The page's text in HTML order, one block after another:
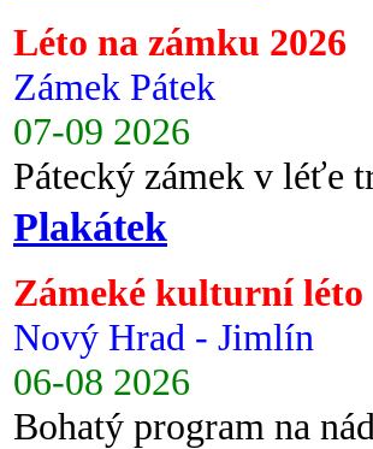
Léto na zámku 2026
Zámek Pátek
07-09 2026
Pátecký zámek v léťe
Plakátek
Zámeké kulturní léto
Nový Hrad - Jimlín
06-08 2026
Bohatý program na